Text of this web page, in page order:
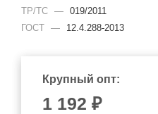
ТР/ТС — 019/2011
ГОСТ — 12.4.288-2013
Крупный опт:
1 192 ₽